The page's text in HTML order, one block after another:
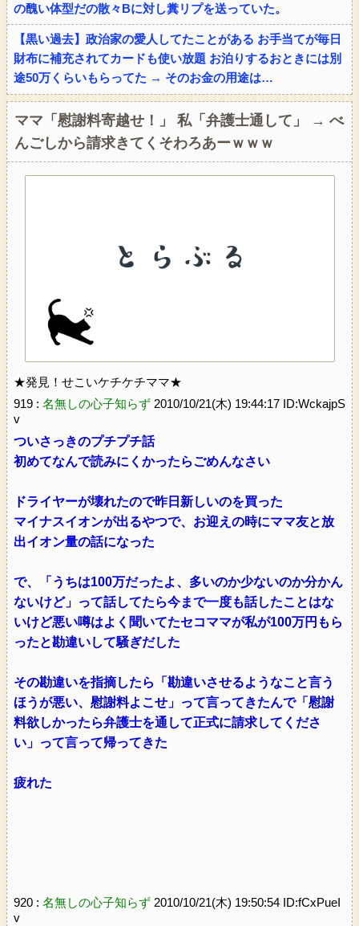
の醜い体型だの散々Bに対し糞リプを送っていた。
【黒い過去】政治家の愛人してたことがある お手当てが毎日
財布に補充されてカードも使い放題 お泊りするおときには別
途50万くらいもらってた → そのお金の用途は…
ママ「慰謝料寄越せ！」 私「弁護士通して」 → べ
んごしから請求きてくそわろあーｗｗｗ
★発見！せこいケチケチママ★
919 : 名無しの心子知らず 2010/10/21(木) 19:44:17 ID:WckajpS
v
ついさっきのプチプチ話
初めてなんで読みにくかったらごめんなさい
ドライヤーが壊れたので昨日新しいのを買った
マイナスイオンが出るやつで、お迎えの時にママ友と放
出イオン量の話になった
で、「うちは100万だったよ、多いのか少ないのか分かん
ないけど」って話してたら今まで一度も話したことはな
いけど悪い噂はよく聞いてたセコママが私が100万円もら
ったと勘違いして騒ぎだした
その勘違いを指摘したら「勘違いさせるようなこと言う
ほうが悪い、慰謝料よこせ」って言ってきたんで「慰謝
料欲しかったら弁護士を通して正式に請求してくださ
い」って言って帰ってきた
疲れた
920 : 名無しの心子知らず 2010/10/21(木) 19:50:54 ID:fCxPueI
v